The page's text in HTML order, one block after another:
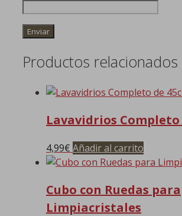
Productos relacionados
Lavavidrios Completo
4,99€ Añadir al carrito
Cubo con Ruedas para
Limpiacristales